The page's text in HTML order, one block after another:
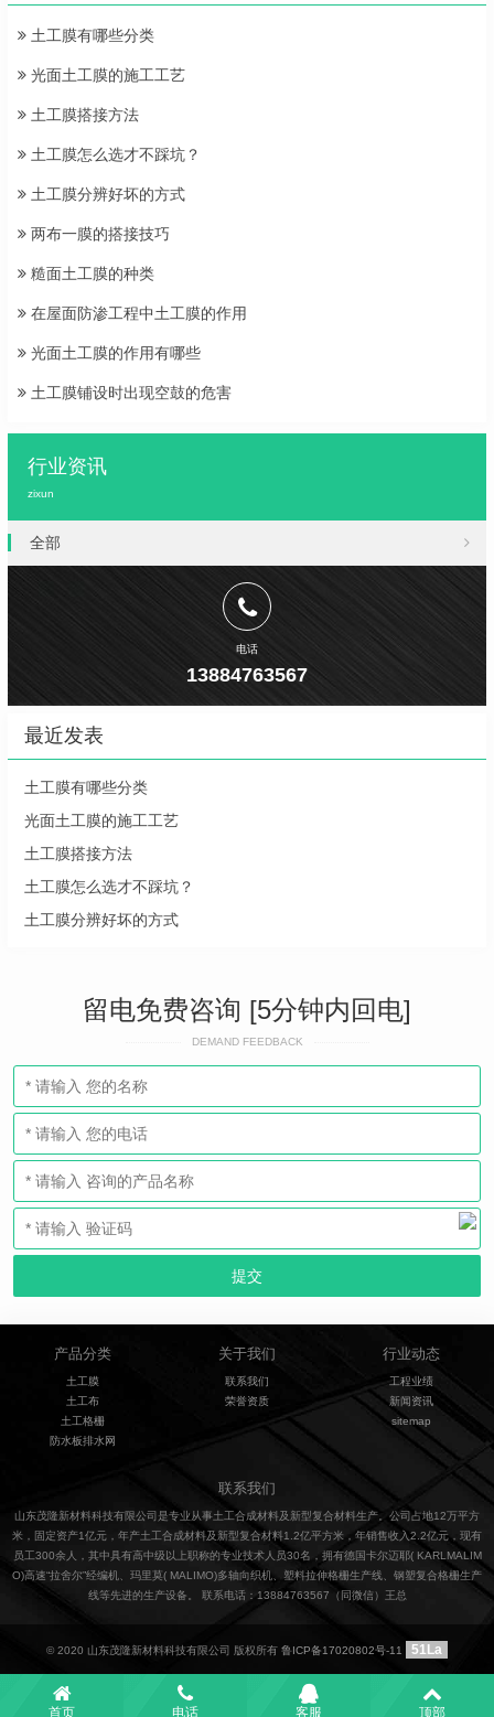
土工膜有哪些分类
光面土工膜的施工工艺
土工膜搭接方法
土工膜怎么选才不踩坑？
土工膜分辨好坏的方式
两布一膜的搭接技巧
糙面土工膜的种类
在屋面防渗工程中土工膜的作用
光面土工膜的作用有哪些
土工膜铺设时出现空鼓的危害
行业资讯
zixun
全部
电话
13884763567
最近发表
土工膜有哪些分类
光面土工膜的施工工艺
土工膜搭接方法
土工膜怎么选才不踩坑？
土工膜分辨好坏的方式
留电免费咨询 [5分钟内回电]
DEMAND FEEDBACK
产品分类
土工膜
土工布
土工格栅
防水板排水网
关于我们
联系我们
荣誉资质
行业动态
工程业绩
新闻资讯
sitemap
联系我们
山东茂隆新材料科技有限公司是专业从事土工合成材料及新型复合材料生产。公司占地12万平方
米，固定资产1亿元，年产土工合成材料及新型复合材料1.2亿平方米，年销售收入2.2亿元，现有
员工300余人，其中具有高中级以上职称的专业技术人员30名，拥有德国卡尔迈耶( KARLMALIM
O)高速“拉舍尔”经编机、玛里莫( MALIMO)多轴向织机、塑料拉伸格栅生产线、钢塑复合格栅生产
线等先进的生产设备。 联系电话：13884763567（同微信）王总
© 2020 山东茂隆新材料科技有限公司 版权所有 鲁ICP备17020802号-11 51La
首页 电话 客服 顶部